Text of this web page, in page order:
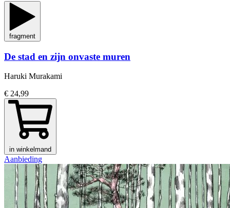
fragment
De stad en zijn onvaste muren
Haruki Murakami
€ 24,99
in winkelmand
Aanbieding